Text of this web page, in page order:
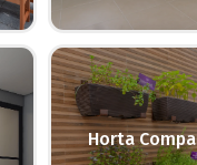
Horta